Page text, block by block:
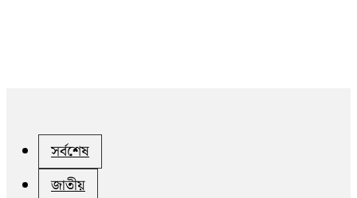
সর্বশেষ
জাতীয়